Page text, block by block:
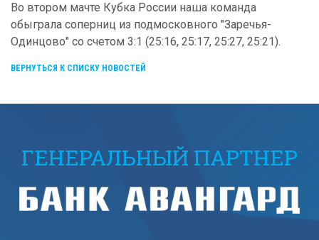
Во втором мачте Кубка России наша команда
обыграла соперниц из подмосковного "Заречья-
Одинцово" со счетом 3:1 (25:16, 25:17, 25:27, 25:21).
ВЕРНУТЬСЯ К СПИСКУ НОВОСТЕЙ
ГЕНЕРАЛЬНЫЙ ПАРТНЕР